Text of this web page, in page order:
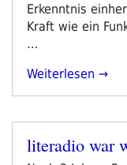
Erkenntnis
Kraft wie ein
…
„literadio
Bodrožić
Zum
Irmtraud-
Weiterlesen
Veröffentlicht
literadio war